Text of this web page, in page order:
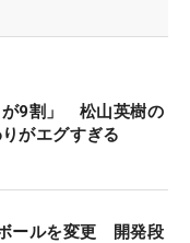
が9割」 松山英樹の
がエグすぎる
ールを変更 開発段